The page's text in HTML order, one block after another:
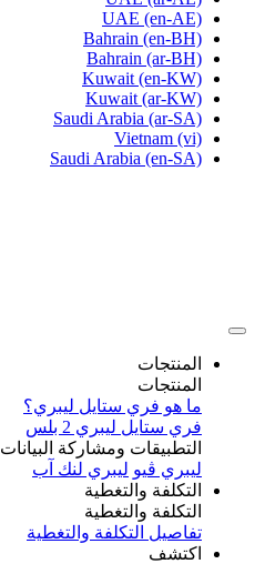
UAE (en-AE)
Bahrain (en-BH)
Bahrain (ar-BH)
Kuwait (en-KW)
Kuwait (ar-KW)
Saudi Arabia (ar-SA)
Vietnam (vi)
Saudi Arabia (en-SA)
المنتجات
المنتجات
ما هو فري ستايل ليبري؟
فري ستايل ليبري 2 بلس​
التطبيقات ومشاركة البيانات
ليبري ڤيو ليبري لنك آب
التكلفة والتغطية
التكلفة والتغطية
تفاصيل التكلفة والتغطية
اكتشف​